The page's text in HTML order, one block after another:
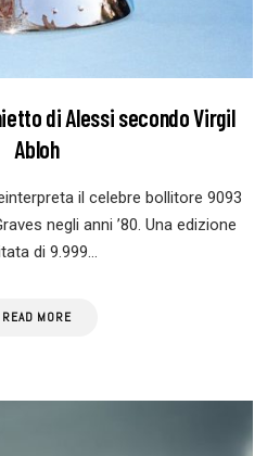
di Alessi secondo Virgil
Abloh
il celebre bollitore 9093
negli anni ’80. Una edizione
di 9.999…
READ MORE